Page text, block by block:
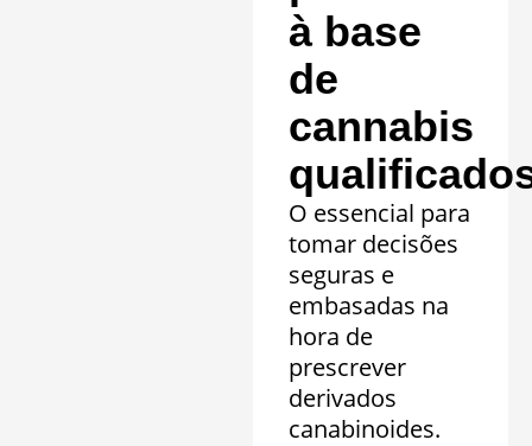
à base
de
cannabis
O essencial para
tomar decisões
seguras e
embasadas na
hora de
prescrever
derivados
canabinoides.